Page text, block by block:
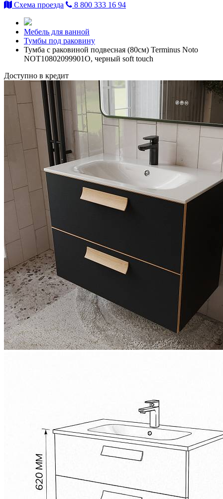
Схема проезда 8 800 333 16 94
Мебель для ванной
Тумбы под раковину
Тумба с раковиной подвесная (80см) Terminus Noto
NOT10802099901O, черный soft touch
Доступно в кредит